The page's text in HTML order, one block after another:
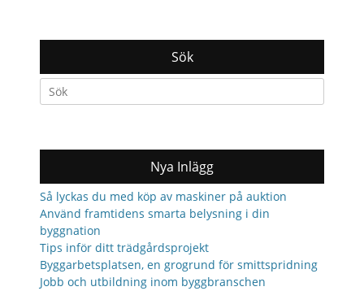
Sök
Search
for:
Nya Inlägg
Så lyckas du med köp av maskiner på auktion
Använd framtidens smarta belysning i din
byggnation
Tips inför ditt trädgårdsprojekt
Byggarbetsplatsen, en grogrund för smittspridning
Jobb och utbildning inom byggbranschen